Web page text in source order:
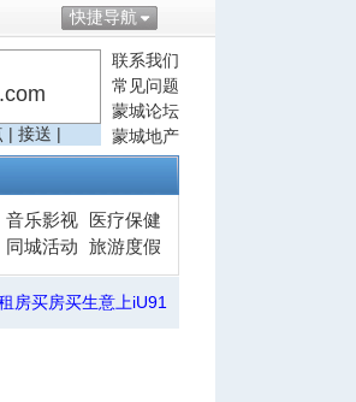
快捷导航
联系我们
常见问题
蒙城论坛
蒙城地产
| 接送 |
音乐影视
医疗保健
同城活动 旅游度假
房买房买生意上iU91